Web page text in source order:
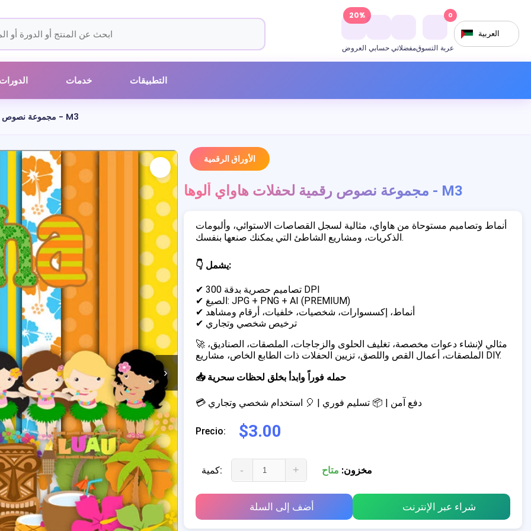
العروض
20%
حسابي مفضلاتيعربة التسوق
0
العربية
خدمات التطبيقات
مجموعة نصوص رقمية لحفلات هاواي ألوها - M3
›
الأوراق الرقمية
مجموعة نصوص رقمية لحفلات هاواي ألوها - M3
أنماط وتصاميم مستوحاة من هاواي، مثالية لسجل القصاصات الاستوائي، وألبومات
الذكريات، ومشاريع الشاطئ التي يمكنك صنعها بنفسك.
👇 يشمل:
✔ تصاميم حصرية بدقة 300 DPI
✔ الصيغ: JPG + PNG + AI (PREMIUM)
✔ أنماط، إكسسوارات، شخصيات، خلفيات، أرقام ومشاهد
✔ ترخيص شخصي وتجاري
🚀 مثالي لإنشاء دعوات مخصصة، تغليف الحلوى والزجاجات، الملصقات، الصناديق،
الملصقات، أعمال القص واللصق، تزيين الحفلات ذات الطابع الخاص، مشاريع DIY.
📥 حمله فوراً وابدأ بخلق لحظات سحرية
💳 دفع آمن | 📦 تسليم فوري | 🎈 استخدام شخصي وتجاري
Precio: $3.00
كمية: - + مخزون: متاح
أضف إلى السلة شراء عبر الإنترنت